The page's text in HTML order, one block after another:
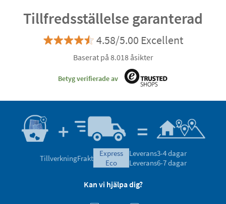
Tillfredsställelse garanterad
4.58/5.00 Excellent
Baserat på 8.018 åsikter
Betyg verifierade av
TillverkningFrakt
express
eco
Leverans3-4 dagar
Leverans6-7 dagar
Kan vi hjälpa dig?